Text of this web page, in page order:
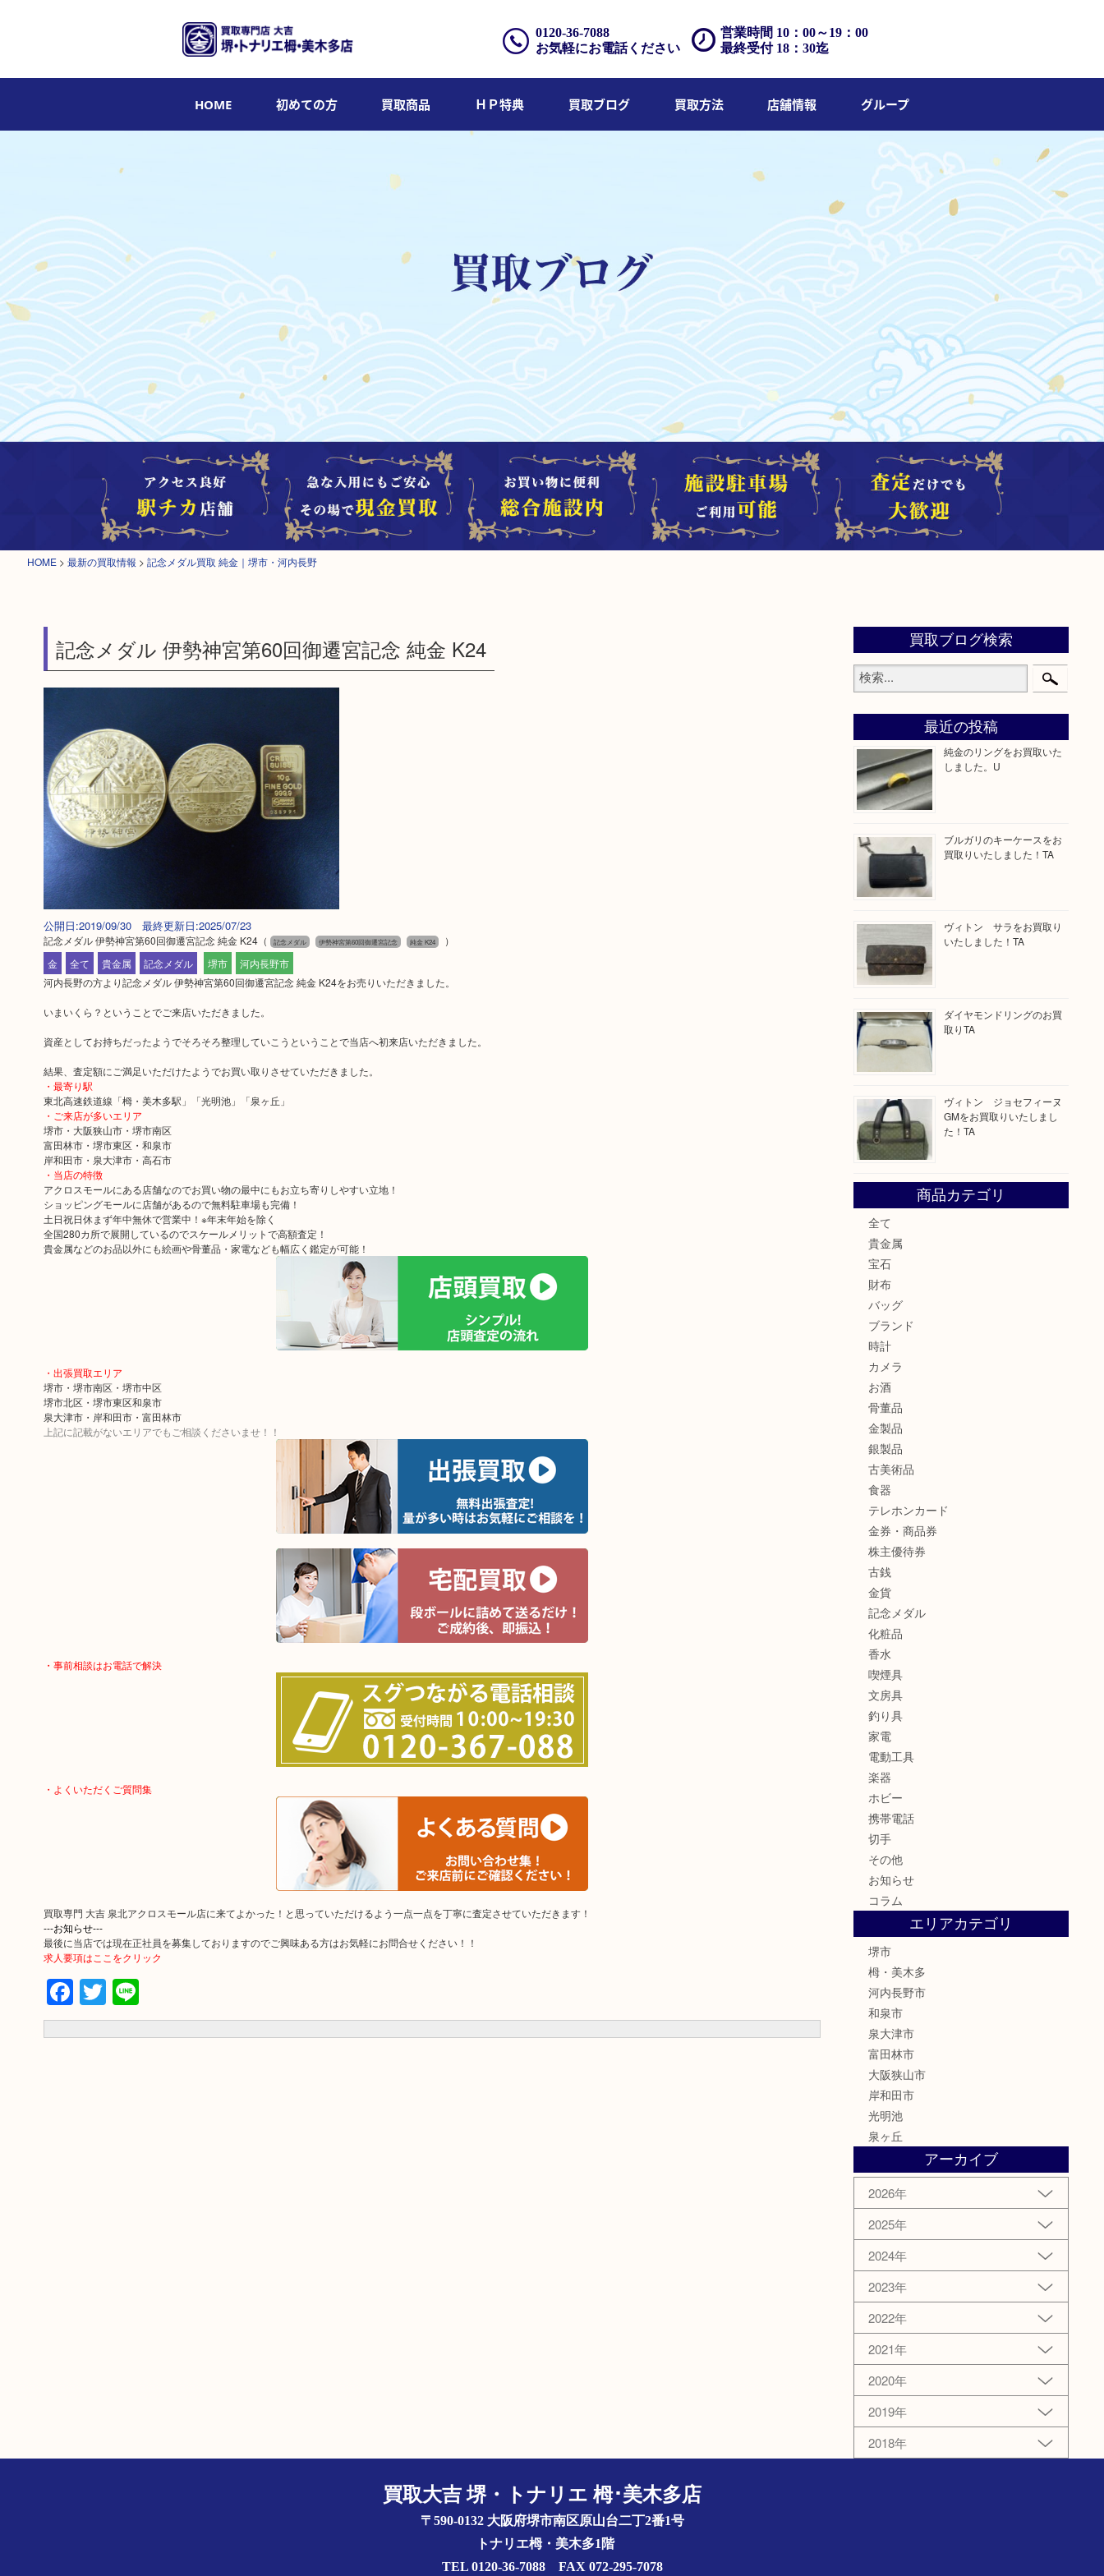
営業時間 10：00～19：00
最終受付 18：30迄
0120-36-7088
お気軽にお電話ください
HOME 初めての方 買取商品 ＨＰ特典 買取ブログ 買取方法 店舗情報 グループ
HOME > 最新の買取情報 > 記念メダル買取 純金｜堺市・河内長野
記念メダル 伊勢神宮第60回御遷宮記念 純金 K24
公開日:2019/09/30 最終更新日:2025/07/23
記念メダル 伊勢神宮第60回御遷宮記念 純金 K24（ 記念メダル 伊勢神宮第60回御遷宮記念 純金 K24
）
金
全て 貴金属 記念メダル 堺市
河内長野市
河内長野の方より記念メダル 伊勢神宮第60回御遷宮記念 純金 K24をお売りいただきました。
いまいくら？ということでご来店いただきました。
資産としてお持ちだったようでそろそろ整理していこうということで当店へ初来店いただきました。
結果、査定額にご満足いただけたようでお買い取りさせていただきました。
・最寄り駅
東北高速鉄道線「栂・美木多駅」「光明池」「泉ヶ丘」
・ご来店が多いエリア
堺市・大阪狭山市・堺市南区
富田林市・堺市東区・和泉市
岸和田市・泉大津市・高石市
・当店の特徴
アクロスモールにある店舗なのでお買い物の最中にもお立ち寄りしやすい立地！
ショッピングモールに店舗があるので無料駐車場も完備！
土日祝日休まず年中無休で営業中！※年末年始を除く
全国280カ所で展開しているのでスケールメリットで高額査定！
貴金属などのお品以外にも絵画や骨董品・家電なども幅広く鑑定が可能！
・出張買取エリア
堺市・堺市南区・堺市中区
堺市北区・堺市東区和泉市
泉大津市・岸和田市・富田林市
上記に記載がないエリアでもご相談くださいませ！！
・事前相談はお電話で解決
・よくいただくご質問集
買取専門 大吉 泉北アクロスモール店に来てよかった！と思っていただけるよう一点一点を丁寧に査定させていただきます！
---お知らせ---
最後に当店では現在正社員を募集しておりますのでご興味ある方はお気軽にお問合せください！！
求人要項はここをクリック
Facebook
Twitter
Line
買取ブログ検索
最近の投稿
純金のリングをお買取いた
しました。U
ブルガリのキーケースをお
買取りいたしました！TA
ヴィトン サラをお買取り
いたしました！TA
ダイヤモンドリングのお買
取りTA
ヴィトン ジョセフィーヌ
GMをお買取りいたしまし
た！TA
商品カテゴリ
全て
貴金属
宝石
財布
バッグ
ブランド
時計
カメラ
お酒
骨董品
金製品
銀製品
古美術品
食器
テレホンカード
金券・商品券
株主優待券
古銭
金貨
記念メダル
化粧品
香水
喫煙具
文房具
釣り具
家電
電動工具
楽器
ホビー
携帯電話
切手
その他
お知らせ
コラム
エリアカテゴリ
堺市
栂・美木多
河内長野市
和泉市
泉大津市
富田林市
大阪狭山市
岸和田市
光明池
泉ヶ丘
アーカイブ
2026年
2025年
2024年
2023年
2022年
2021年
2020年
2019年
2018年
買取大吉 堺・トナリエ 栂･美木多店
〒590-0132 大阪府堺市南区原山台二丁2番1号
トナリエ栂・美木多1階
TEL 0120-36-7088 FAX 072-295-7078